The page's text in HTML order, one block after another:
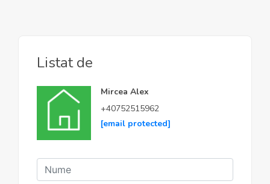
Listat de
Mircea Alex
+40752515962
[email protected]